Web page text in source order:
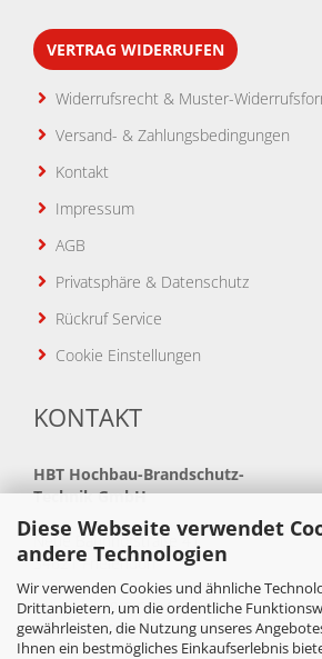
Diese Webseite verwendet
andere Technologien
Wir verwenden Cookies und ähnliche
Drittanbietern, um die ordentliche
gewährleisten, die Nutzung unseres
Ihnen ein bestmögliches Einkaufserlebnis
VERTRAG WIDERRUFEN
Widerrufsrecht & Muster-
Versand- & Zahlungsbedingungen
Kontakt
Impressum
AGB
Privatsphäre & Datenschutz
Rückruf Service
Cookie Einstellungen
KONTAKT
HBT Hochbau-Brandschutz-
Technik GmbH
Neue Bahnhofstraße 41
34621 Frielendorf
Telefon: +49(0)5684 99880
Telefax: +49(0)5684 998888